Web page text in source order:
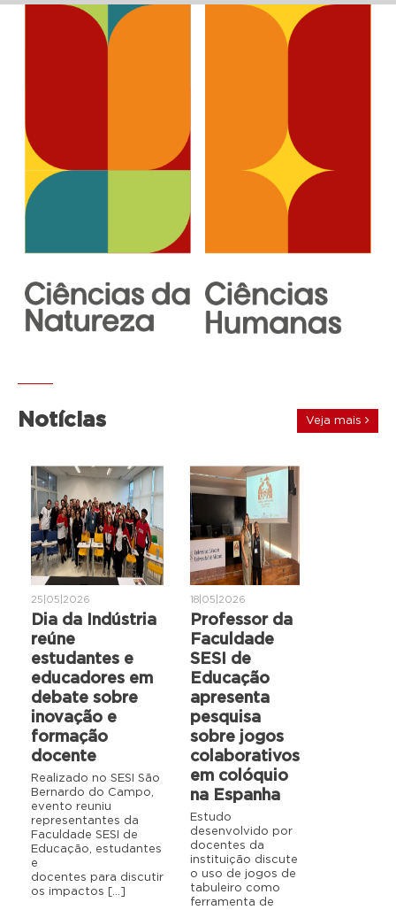
Notícias Veja mais
25|05|2026
Dia da Indústria
reúne
estudantes e
educadores em
debate sobre
inovação e
formação
docente
Realizado no SESI São
Bernardo do Campo,
evento reuniu
representantes da
Faculdade SESI de
Educação, estudantes
e
docentes para discutir
os impactos […]
18|05|2026
Professor da
Faculdade
SESI de
Educação
apresenta
pesquisa
sobre jogos
colaborativos
em colóquio
na Espanha
Estudo
desenvolvido por
docentes da
instituição discute
o uso de jogos de
tabuleiro como
ferramenta de